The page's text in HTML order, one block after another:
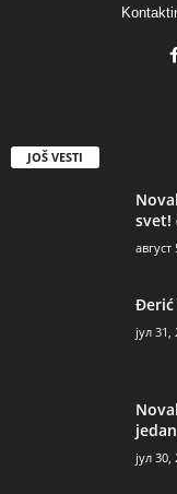
JOŠ VESTI
svet!
август
Đerić
јул 31,
јул 30,